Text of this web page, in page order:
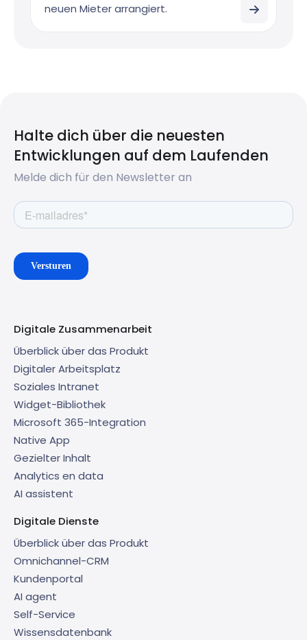
neuen Mieter arrangiert.
Halte dich über die neuesten
Entwicklungen auf dem Laufenden
Melde dich für den Newsletter an
Digitale Zusammenarbeit
Überblick über das Produkt
Digitaler Arbeitsplatz
Soziales Intranet
Widget-Bibliothek
Microsoft 365-Integration
Native App
Gezielter Inhalt
Analytics en data
AI assistent
Digitale Dienste
Überblick über das Produkt
Omnichannel-CRM
Kundenportal
AI agent
Self-Service
Wissensdatenbank